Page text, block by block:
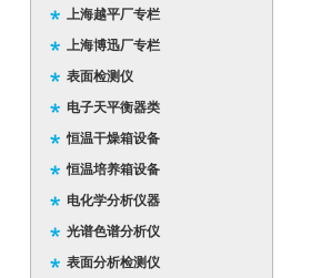
上海越平厂专栏
上海博迅厂专栏
表面检测仪
电子天平衡器类
恒温干燥箱设备
恒温培养箱设备
电化学分析仪器
光谱色谱分析仪
表面分析检测仪